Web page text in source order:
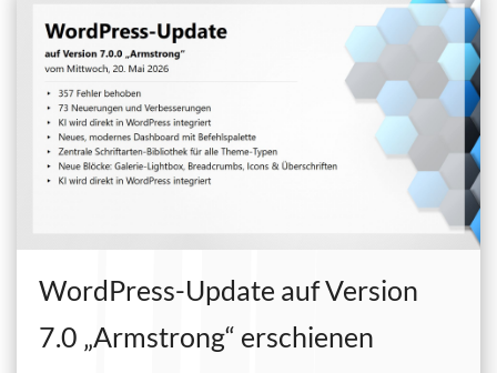
WordPress-Update auf Version
7.0 „Armstrong“ erschienen